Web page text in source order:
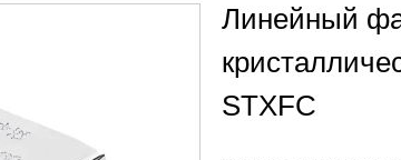
Линейный
STXFC